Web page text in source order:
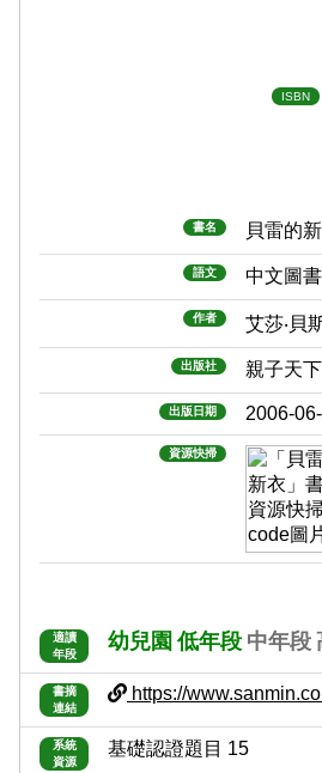
ISBN
書名 貝雷的
語文 中文圖書
作者 艾莎‧貝
出版社 親子天下
出版日期 2006-
資源快掃
適讀
年段
幼兒園 低年段 中年段
書摘
連結
https://
系統
資源
基礎認證題目 15